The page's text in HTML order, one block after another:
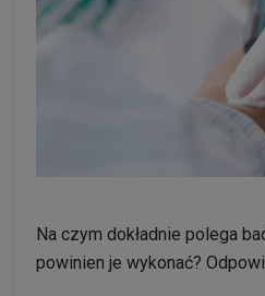
Na czym dokładnie polega
powinien je wykonać?